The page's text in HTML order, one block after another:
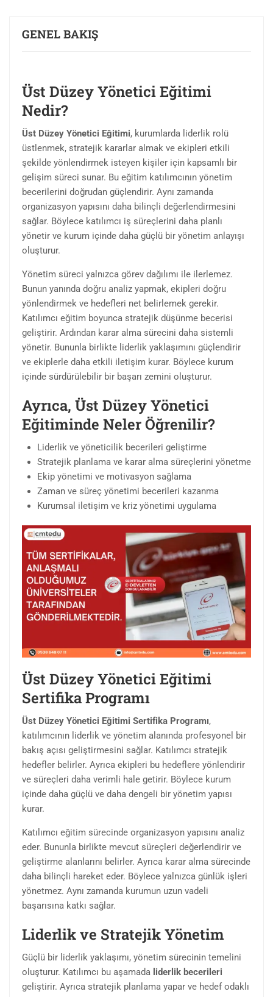
GENEL BAKIŞ
Üst Düzey Yönetici Eğitimi
Nedir?
Üst Düzey Yönetici Eğitimi, kurumlarda liderlik rolü
üstlenmek, stratejik kararlar almak ve ekipleri etkili
şekilde yönlendirmek isteyen kişiler için kapsamlı bir
gelişim süreci sunar. Bu eğitim katılımcının yönetim
becerilerini doğrudan güçlendirir. Aynı zamanda
organizasyon yapısını daha bilinçli değerlendirmesini
sağlar. Böylece katılımcı iş süreçlerini daha planlı
yönetir ve kurum içinde daha güçlü bir yönetim anlayışı
oluşturur.
Yönetim süreci yalnızca görev dağılımı ile ilerlemez.
Bunun yanında doğru analiz yapmak, ekipleri doğru
yönlendirmek ve hedefleri net belirlemek gerekir.
Katılımcı eğitim boyunca stratejik düşünme becerisi
geliştirir. Ardından karar alma sürecini daha sistemli
yönetir. Bununla birlikte liderlik yaklaşımını güçlendirir
ve ekiplerle daha etkili iletişim kurar. Böylece kurum
içinde sürdürülebilir bir başarı zemini oluşturur.
Ayrıca, Üst Düzey Yönetici
Eğitiminde Neler Öğrenilir?
Liderlik ve yöneticilik becerileri geliştirme
Stratejik planlama ve karar alma süreçlerini yönetme
Ekip yönetimi ve motivasyon sağlama
Zaman ve süreç yönetimi becerileri kazanma
Kurumsal iletişim ve kriz yönetimi uygulama
Üst Düzey Yönetici Eğitimi
Sertifika Programı
Üst Düzey Yönetici Eğitimi Sertifika Programı,
katılımcının liderlik ve yönetim alanında profesyonel bir
bakış açısı geliştirmesini sağlar. Katılımcı stratejik
hedefler belirler. Ayrıca ekipleri bu hedeflere yönlendirir
ve süreçleri daha verimli hale getirir. Böylece kurum
içinde daha güçlü ve daha dengeli bir yönetim yapısı
kurar.
Katılımcı eğitim sürecinde organizasyon yapısını analiz
eder. Bununla birlikte mevcut süreçleri değerlendirir ve
geliştirme alanlarını belirler. Ayrıca karar alma sürecinde
daha bilinçli hareket eder. Böylece yalnızca günlük işleri
yönetmez. Aynı zamanda kurumun uzun vadeli
başarısına katkı sağlar.
Liderlik ve Stratejik Yönetim
Güçlü bir liderlik yaklaşımı, yönetim sürecinin temelini
oluşturur. Katılımcı bu aşamada liderlik becerileri
geliştirir. Ayrıca stratejik planlama yapar ve hedef odaklı